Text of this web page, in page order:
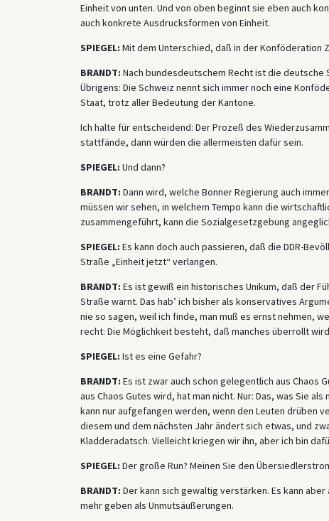
Einheit von unten. Und von oben beginnt sie eben auch
auch konkrete Ausdrucksformen von Einheit.
SPIEGEL: Mit dem Unterschied, daß in der
BRANDT: Nach bundesdeutschem Recht ist die
Übrigens: Die Schweiz nennt sich immer noch eine
Staat, trotz aller Bedeutung der Kantone.
Ich halte für entscheidend: Der Prozeß des
stattfände, dann würden die allermeisten dafür sein.
SPIEGEL: Und dann?
BRANDT: Dann wird, welche Bonner Regierung auch
müssen wir sehen, in welchem Tempo kann die
zusammengeführt, kann die Sozialgesetzgebung
SPIEGEL: Es kann doch auch passieren, daß die DDR-
Straße „Einheit jetzt“ verlangen.
BRANDT: Es ist gewiß ein historisches Unikum, daß der
Straße warnt. Das hab’ ich bisher als konservatives
nie so sagen, weil ich finde, man muß es ernst nehmen,
recht: Die Möglichkeit besteht, daß manches überrollt
SPIEGEL: Ist es eine Gefahr?
BRANDT: Es ist zwar auch schon gelegentlich aus Chaos
aus Chaos Gutes wird, hat man nicht. Nur: Das, was Sie
kann nur aufgefangen werden, wenn den Leuten drüben
diesem und dem nächsten Jahr ändert sich etwas, und
Kladderadatsch. Vielleicht kriegen wir ihn, aber ich bin
SPIEGEL: Der große Run? Meinen Sie den
BRANDT: Der kann sich gewaltig verstärken. Es kann
mehr geben als Unmutsäußerungen.